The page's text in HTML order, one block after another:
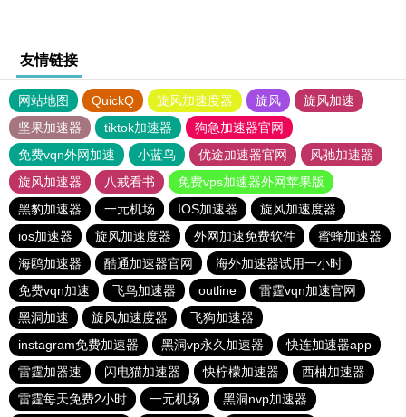
友情链接
网站地图 QuickQ 旋风加速度器 旋风
旋风加速
坚果加速器
tiktok加速器
狗急加速器官网
免费vqn外网加速
小蓝鸟 优途加速器官网
风驰加速器
旋风加速器
八戒看书
免费vps加速器外网苹果版
黑豹加速器
一元机场 IOS加速器
旋风加速度器
ios加速器
旋风加速度器 外网加速免费软件
蜜蜂加速器
海鸥加速器
酷通加速器官网
海外加速器试用一小时
免费vqn加速
飞鸟加速器 outline
雷霆vqn加速官网
黑洞加速
旋风加速度器
飞狗加速器
instagram免费加速器
黑洞vp永久加速器
快连加速器app
雷霆加器速
闪电猫加速器 快柠檬加速器
西柚加速器
雷霆每天免费2小时
一元机场 黑洞nvp加速器